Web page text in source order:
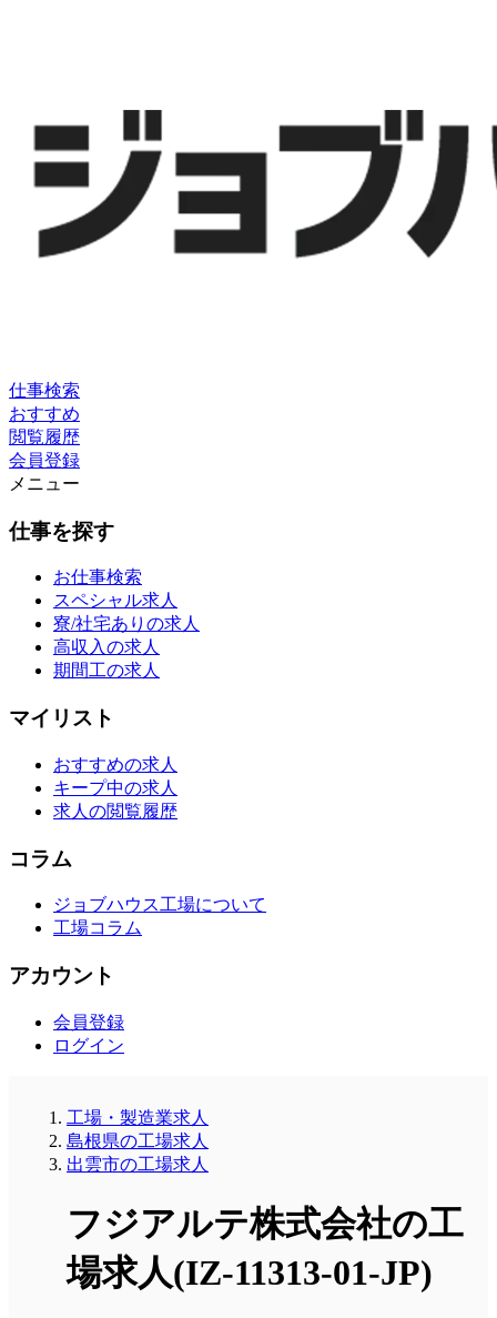
仕事検索
おすすめ
閲覧履歴
会員登録
メニュー
仕事を探す
お仕事検索
スペシャル求人
寮/社宅ありの求人
高収入の求人
期間工の求人
マイリスト
おすすめの求人
キープ中の求人
求人の閲覧履歴
コラム
ジョブハウス工場について
工場コラム
アカウント
会員登録
ログイン
工場・製造業求人
島根県の工場求人
出雲市の工場求人
フジアルテ株式会社の工
場求人(IZ-11313-01-JP)